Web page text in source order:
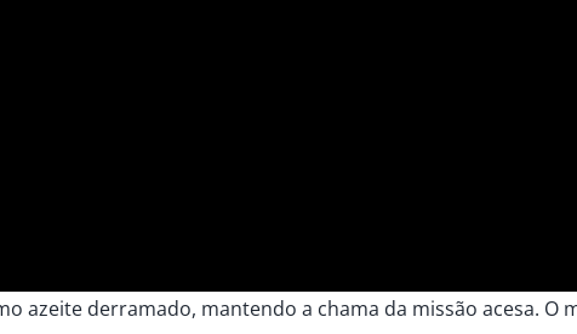
azeite derramado, mantendo a chama da missão acesa. O